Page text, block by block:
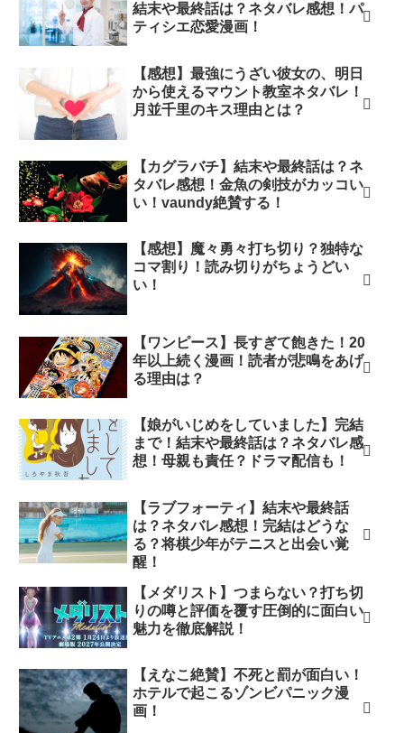
結末や最終話は？ネタバレ感想！パ
ティシエ恋愛漫画！
【感想】最強にうざい彼女の、明日
から使えるマウント教室ネタバレ！
月並千里のキス理由とは？
【カグラバチ】結末や最終話は？ネ
タバレ感想！金魚の剣技がカッコい
い！vaundy絶賛する！
【感想】魔々勇々打ち切り？独特な
コマ割り！読み切りがちょうどい
い！
【ワンピース】長すぎて飽きた！20
年以上続く漫画！読者が悲鳴をあげ
る理由は？
【娘がいじめをしていました】完結
まで！結末や最終話は？ネタバレ感
想！母親も責任？ドラマ配信も！
【ラブフォーティ】結末や最終話
は？ネタバレ感想！完結はどうな
る？将棋少年がテニスと出会い覚
醒！
【メダリスト】つまらない？打ち切
りの噂と評価を覆す圧倒的に面白い
魅力を徹底解説！
【えなこ絶賛】不死と罰が面白い！
ホテルで起こるゾンビパニック漫
画！